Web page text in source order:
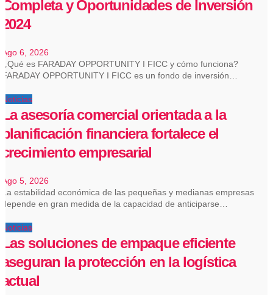
Completa y Oportunidades de Inversión
2024
Ago 6, 2026
¿Qué es FARADAY OPPORTUNITY I FICC y cómo funciona?
FARADAY OPPORTUNITY I FICC es un fondo de inversión…
Noticias
La asesoría comercial orientada a la
planificación financiera fortalece el
crecimiento empresarial
Ago 5, 2026
La estabilidad económica de las pequeñas y medianas empresas
depende en gran medida de la capacidad de anticiparse…
Noticias
Las soluciones de empaque eficiente
aseguran la protección en la logística
actual